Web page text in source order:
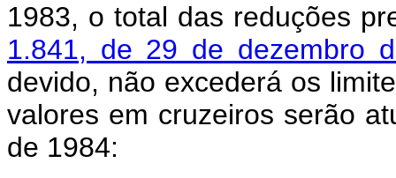
1983, o total das reduções
1.841, de 29 de dezembro
devido, não excederá os
valores em cruzeiros serão
de 1984: